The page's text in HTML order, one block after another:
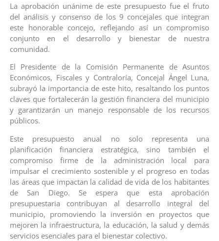
La aprobación unánime de este presupuesto fue el fruto
del análisis y consenso de los 9 concejales que integran
este honorable concejo, reflejando así un compromiso
conjunto en el desarrollo y bienestar de nuestra
comunidad.
El Presidente de la Comisión Permanente de Asuntos
Económicos, Fiscales y Contraloría, Concejal Ángel Luna,
subrayó la importancia de este hito, resaltando los puntos
claves que fortalecerán la gestión financiera del municipio
y garantizarán un manejo responsable de los recursos
públicos.
Este presupuesto anual no solo representa una
planificación financiera estratégica, sino también el
compromiso firme de la administración local para
impulsar el crecimiento sostenible y el progreso en todas
las áreas que impactan la calidad de vida de los habitantes
de San Diego. Se espera que esta aprobación
presupuestaria contribuyan al desarrollo integral del
municipio, promoviendo la inversión en proyectos que
mejoren la infraestructura, la educación, la salud y demás
servicios esenciales para el bienestar colectivo.